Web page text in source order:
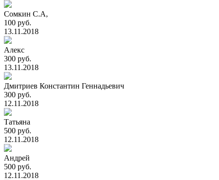
Сомкин С.А,
100 руб.
13.11.2018
Алекс
300 руб.
13.11.2018
Дмитриев Константин Геннадьевич
300 руб.
12.11.2018
Татьяна
500 руб.
12.11.2018
Андрей
500 руб.
12.11.2018